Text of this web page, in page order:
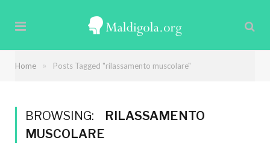
Home » Posts Tagged "rilassamento muscolare"
BROWSING:
RILASSAMENTO
MUSCOLARE